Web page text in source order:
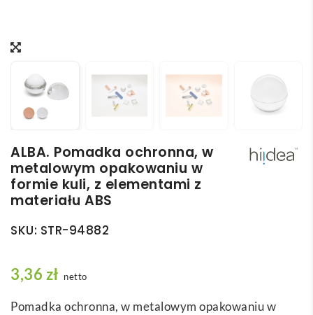
ALBA. Pomadka ochronna, w
metalowym opakowaniu w
formie kuli, z elementami z
materiału ABS
SKU: STR-94882
3,36 zł netto
Pomadka ochronna, w metalowym opakowaniu w